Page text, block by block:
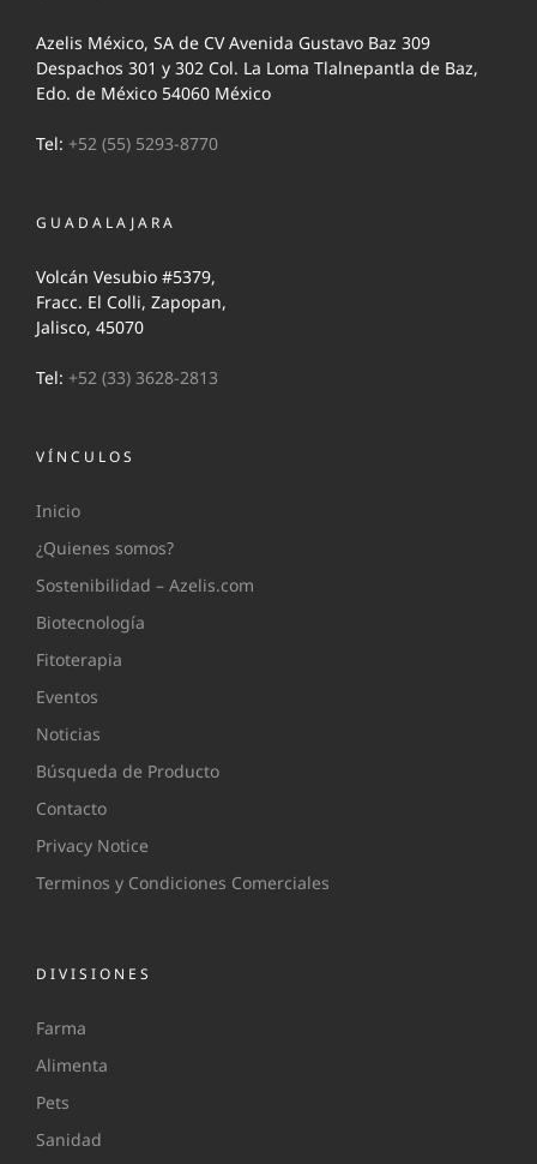
Azelis México, SA de CV Avenida Gustavo Baz 309
Despachos 301 y 302 Col. La Loma Tlalnepantla de Baz,
Edo. de México 54060 México
Tel: +52 (55) 5293-8770
GUADALAJARA
Volcán Vesubio #5379,
Fracc. El Colli, Zapopan,
Jalisco, 45070
Tel: +52 (33) 3628-2813
VÍNCULOS
Inicio
¿Quienes somos?
Sostenibilidad – Azelis.com
Biotecnología
Fitoterapia
Eventos
Noticias
Búsqueda de Producto
Contacto
Privacy Notice
Terminos y Condiciones Comerciales
DIVISIONES
Farma
Alimenta
Pets
Sanidad